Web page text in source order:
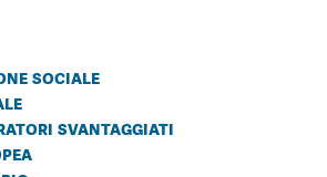
sociale
svantaggiati